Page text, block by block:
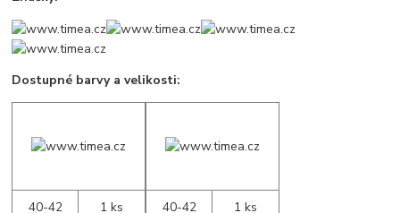
Dostupné barvy a velikosti:
40-42
1 ks
40-42
1 ks